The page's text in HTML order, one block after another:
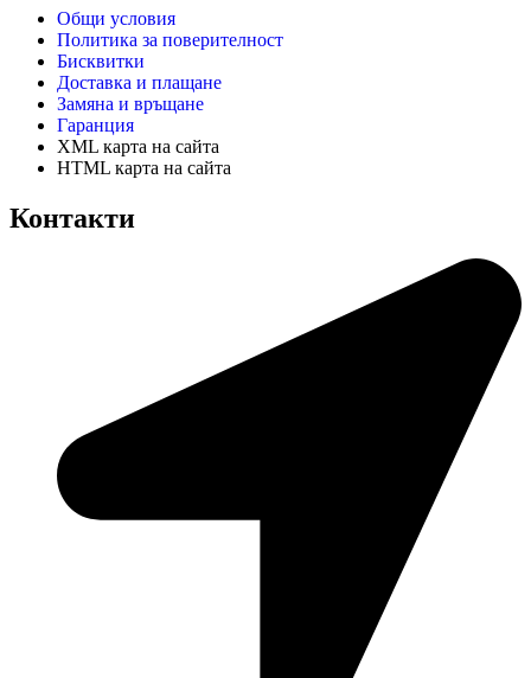
Общи условия
Политика за поверителност
Бисквитки
Доставка и плащане
Замяна и връщане
Гаранция
XML карта на сайта
HTML карта на сайта
Контакти